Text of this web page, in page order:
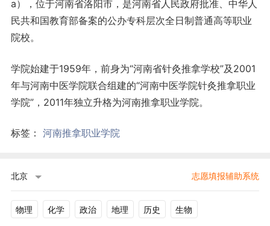
a），位于河南省洛阳市，是河南省人民政府批准、中华人
民共和国教育部备案的公办专科层次全日制普通高等职业
院校。
学院始建于1959年，前身为“河南省针灸推拿学校”及2001
年与河南中医学院联合组建的“河南中医学院针灸推拿职业
学院”，2011年独立升格为河南推拿职业学院。
标签： 河南推拿职业学院
北京 志愿填报辅助系统
物理 化学 政治 地理 历史 生物